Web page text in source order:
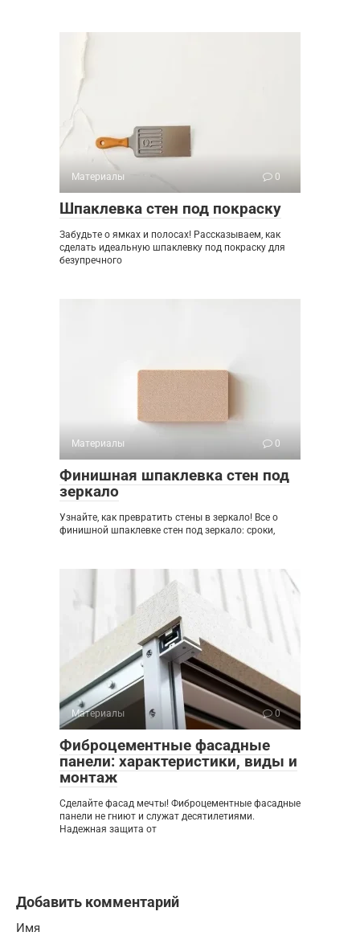
Материалы 0
Шпаклевка стен под покраску
Забудьте о ямках и полосах! Рассказываем, как
сделать идеальную шпаклевку под покраску для
безупречного
Материалы 0
Финишная шпаклевка стен под
зеркало
Узнайте, как превратить стены в зеркало! Все о
финишной шпаклевке стен под зеркало: сроки,
Материалы 0
Фиброцементные фасадные
панели: характеристики, виды и
монтаж
Сделайте фасад мечты! Фиброцементные фасадные
панели не гниют и служат десятилетиями.
Надежная защита от
Добавить комментарий
Имя